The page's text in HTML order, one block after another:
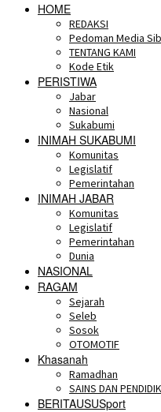
HOME
REDAKSI
Pedoman Media
TENTANG KAMI
Kode Etik
PERISTIWA
Jabar
Nasional
Sukabumi
INIMAH SUKABUMI
Komunitas
Legislatif
Pemerintahan
INIMAH JABAR
Komunitas
Legislatif
Pemerintahan
Dunia
NASIONAL
RAGAM
Sejarah
Seleb
Sosok
OTOMOTIF
Khasanah
Ramadhan
SAINS DAN
BERITAUSUSport